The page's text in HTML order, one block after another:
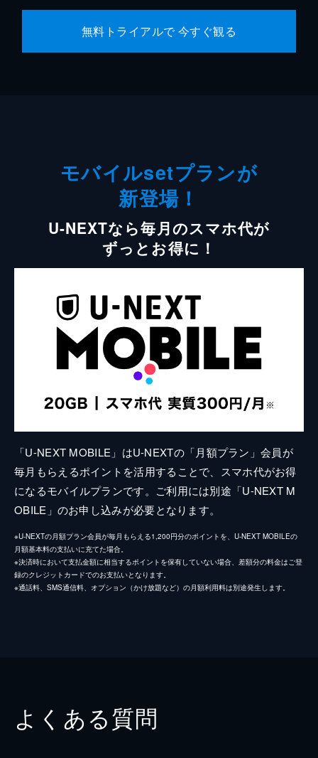
無料トライアルで 今すぐ観る
モバイルsetプランが
新登場！
U-NEXTなら毎月のスマホ代が
ずっとお得に！
「U-NEXT MOBILE」はU-NEXTの「月額プラン」会員が
毎月もらえるポイントを活用することで、スマホ代がお得
になるモバイルプランです。ご利用には別途「U-NEXT M
OBILE」のお申し込みが必要となります。
※U-NEXTの月額プラン会員が毎月もらえる1,200円分のポイントを、U-NEXT MOBILEの
月額基本料の支払いに充てた場合。
※決済時において支払金額に相当するポイントを保有していない場合、差額分の料金はご登
録のクレジットカードでのお支払いとなります。
※通話料、SMS通信料、オプション（かけ放題など）の月額利用料は別途発生します。
よくある質問